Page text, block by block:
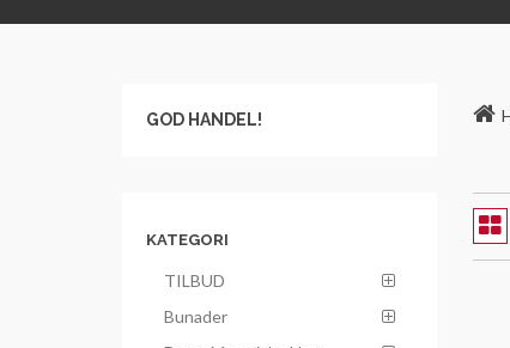
GOD HANDEL!
KATEGORI
TILBUD
Bunader